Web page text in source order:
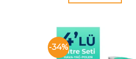
-34%